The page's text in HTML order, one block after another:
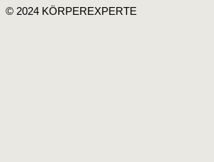
© 2024 KÖRPEREXPERTE